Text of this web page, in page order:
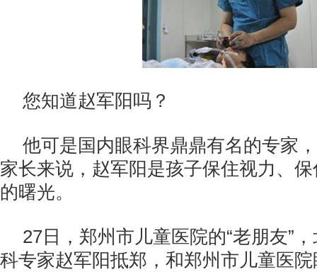
您知道赵军阳吗？
他可是国内眼科界鼎鼎有名的专家
家长来说，赵军阳是孩子保住视力、
的曙光。
27日，郑州市儿童医院的“老朋友”
科专家赵军阳抵郑，和郑州市儿童医